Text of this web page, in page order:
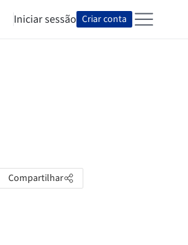
Iniciar sessão Criar conta
Compartilhar